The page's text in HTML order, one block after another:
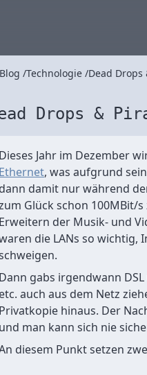
Blog Technologie Dead
Drops &
Dieses Jahr im Dezember
Ethernet, was aufgrund
dann damit nur während
Glück schon 100MBit/
Erweitern der Musik- und
die LANs so wichtig,
Dann gabs irgendwann
etc. auch aus dem Netz
Privatkopie hinaus. Der
und man kann sich nie
diesem Punkt setzen